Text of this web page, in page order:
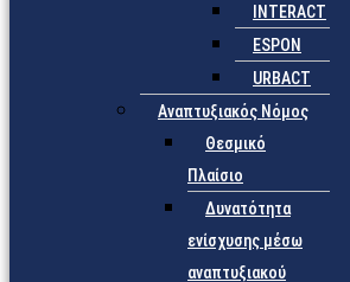
INTERACT
ESPON
URBACT
Αναπτυξιακός Νόμος
Θεσμικό
Πλαίσιο
Δυνατότητα
ενίσχυσης μέσω
αναπτυξιακού